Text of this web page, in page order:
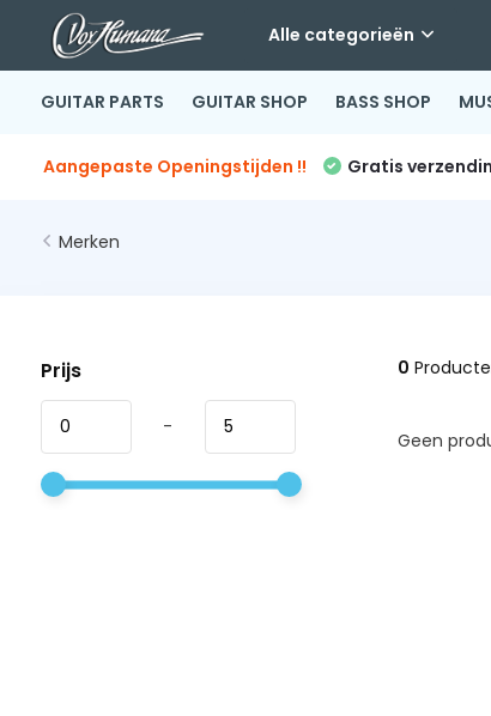
Alle categorieën
GUITAR PARTS GUITAR SHOP BASS SHOP
Aangepaste Openingstijden !! Gratis
Merken
Prijs
-
0
Geen